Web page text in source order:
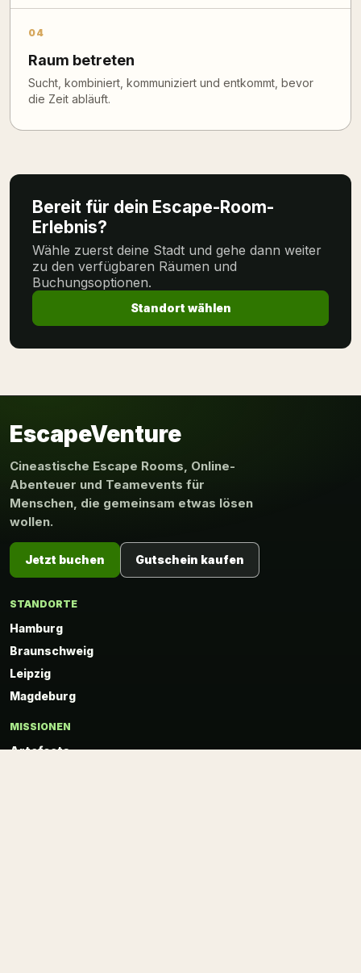
04
Raum betreten
Sucht, kombiniert, kommuniziert und entkommt, bevor
die Zeit abläuft.
Bereit für dein Escape-Room-
Erlebnis?
Wähle zuerst deine Stadt und gehe dann weiter
zu den verfügbaren Räumen und
Buchungsoptionen.
Standort wählen
EscapeVenture
Cineastische Escape Rooms, Online-
Abenteuer und Teamevents für
Menschen, die gemeinsam etwas lösen
wollen.
Jetzt buchen Gutschein kaufen
STANDORTE
Hamburg
Braunschweig
Leipzig
Magdeburg
MISSIONEN
Artefacts